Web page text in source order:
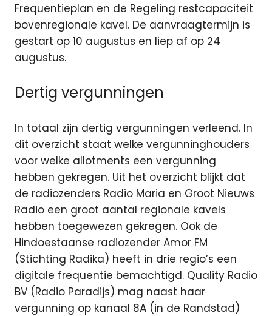
Frequentieplan en de Regeling restcapaciteit
bovenregionale kavel. De aanvraagtermijn is
gestart op 10 augustus en liep af op 24
augustus.
Dertig vergunningen
In totaal zijn dertig vergunningen verleend. In
dit overzicht staat welke vergunninghouders
voor welke allotments een vergunning
hebben gekregen. Uit het overzicht blijkt dat
de radiozenders Radio Maria en Groot Nieuws
Radio een groot aantal regionale kavels
hebben toegewezen gekregen. Ook de
Hindoestaanse radiozender Amor FM
(Stichting Radika) heeft in drie regio’s een
digitale frequentie bemachtigd. Quality Radio
BV (Radio Paradijs) mag naast haar
vergunning op kanaal 8A (in de Randstad)